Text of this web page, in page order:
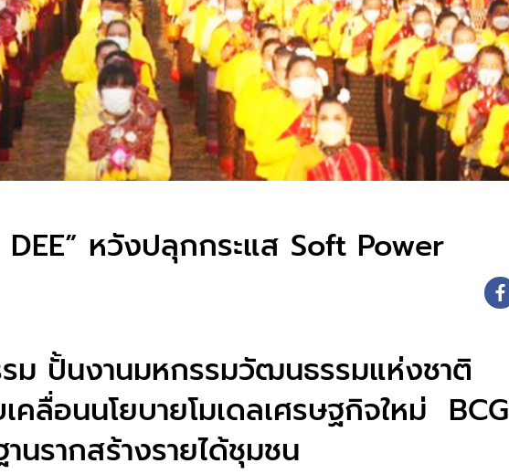
หวังปลุกกระแส Soft Power
ม ปั้นงานมหกรรมวัฒนธรรมแห่งชาติ
ลื่อนนโยบายโมเดลเศรษฐกิจใหม่ BCG
นรากสร้างรายได้ชุมชน